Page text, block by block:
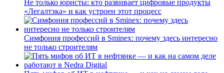
Не только юристы: кто развивает цифровые продукты
«Легалтэка» и как устроен этот процесс
Симфония профессий в Sminex: почему здесь интересно
не только строителям